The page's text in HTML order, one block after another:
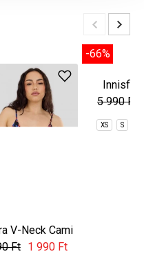
V-Neck Cami
Top
Ft 1 990 Ft